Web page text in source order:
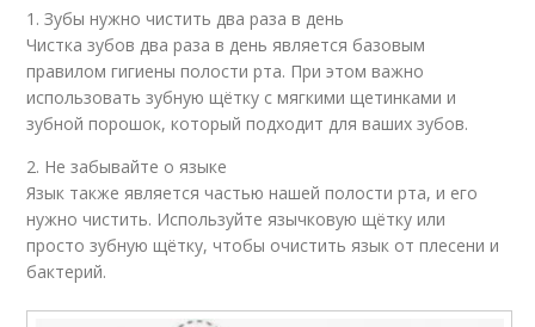
1. Зубы нужно чистить два раза в день
Чистка зубов два раза в день является базовым
правилом гигиены полости рта. При этом важно
использовать зубную щётку с мягкими щетинками и
зубной порошок, который подходит для ваших зубов.
2. Не забывайте о языке
Язык также является частью нашей полости рта, и его
нужно чистить. Используйте язычковую щётку или
просто зубную щётку, чтобы очистить язык от плесени и
бактерий.